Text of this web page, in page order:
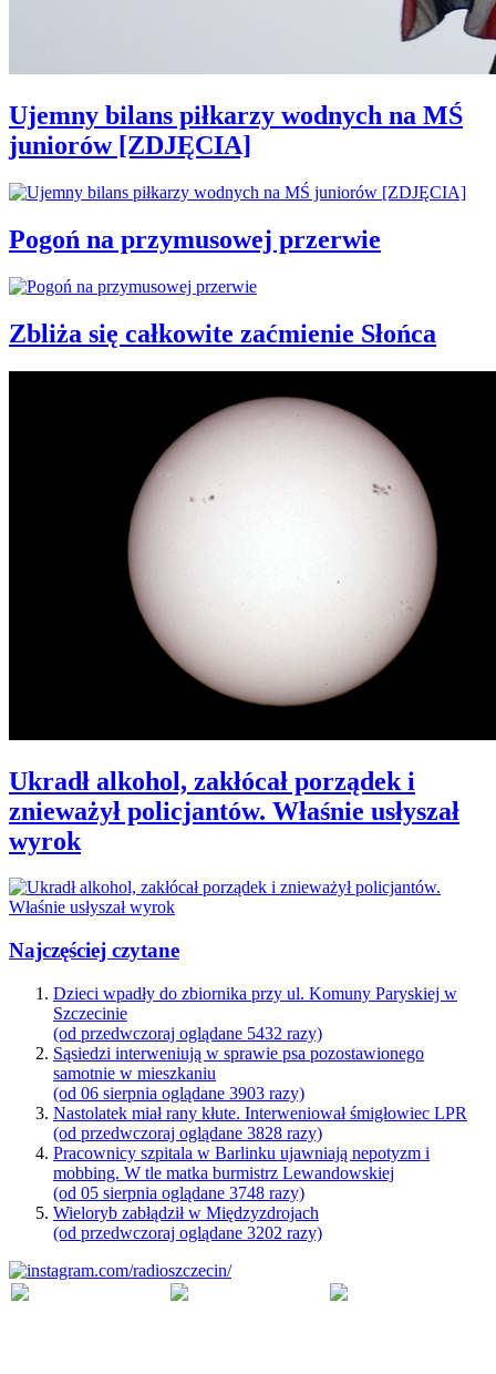
Ujemny bilans piłkarzy wodnych na MŚ
juniorów [ZDJĘCIA]
Pogoń na przymusowej przerwie
Zbliża się całkowite zaćmienie Słońca
Ukradł alkohol, zakłócał porządek i
znieważył policjantów. Właśnie usłyszał
wyrok
Najczęściej czytane
Dzieci wpadły do zbiornika przy ul. Komuny Paryskiej w
Szczecinie
(od przedwczoraj oglądane 5432 razy)
Sąsiedzi interweniują w sprawie psa pozostawionego
samotnie w mieszkaniu
(od 06 sierpnia oglądane 3903 razy)
Nastolatek miał rany kłute. Interweniował śmigłowiec LPR
(od przedwczoraj oglądane 3828 razy)
Pracownicy szpitala w Barlinku ujawniają nepotyzm i
mobbing. W tle matka burmistrz Lewandowskiej
(od 05 sierpnia oglądane 3748 razy)
Wieloryb zabłądził w Międzyzdrojach
(od przedwczoraj oglądane 3202 razy)